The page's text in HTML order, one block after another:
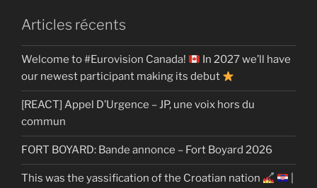
Articles récents
Welcome to #Eurovision Canada!
In 2027 we’ll have
our newest participant making its debut
[REACT] Appel D’Urgence – JP, une voix hors du
commun
FORT BOYARD: Bande annonce – Fort Boyard 2026
This was the yassification of the Croatian nation